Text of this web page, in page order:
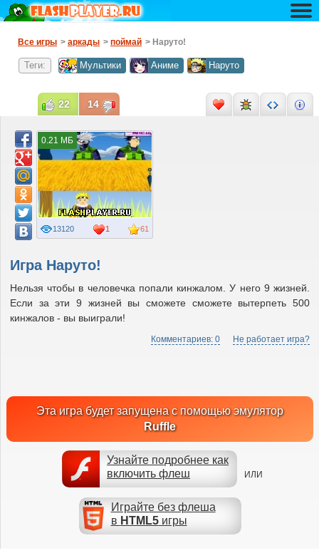
Все игры > аркады > поймай > Наруто!
Теги: Мультики Аниме Наруто
Игра Наруто!
Нельзя чтобы в человечка попали кинжалом. У него 9 жизней.
Если за эти 9 жизней вы сможете сможете вытерпеть 500
кинжалов - вы выиграли!
Комментариев: 0 Не работает игра?
Эта игра будет запущена с помощью эмулятор
Ruffle
Узнайте подробнее как
включить флеш
ИЛИ
Играйте без флеша
в HTML5игры
61
13120 1
0.21 МБ
22 14